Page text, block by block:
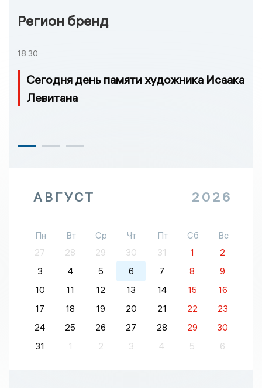
Регион бренд
18:30
Сегодня день памяти художника Исаака
Левитана
АВГУСТ 2026
Пн Вт Ср Чт Пт Сб
Вс
27
28 29 30 31 1
2
3
4 5 6 7 8
9
10
11 12 13 14 15
16
17
18 19 20 21 22
23
24
25 26 27 28 29
30
31
1 2 3 4 5 6